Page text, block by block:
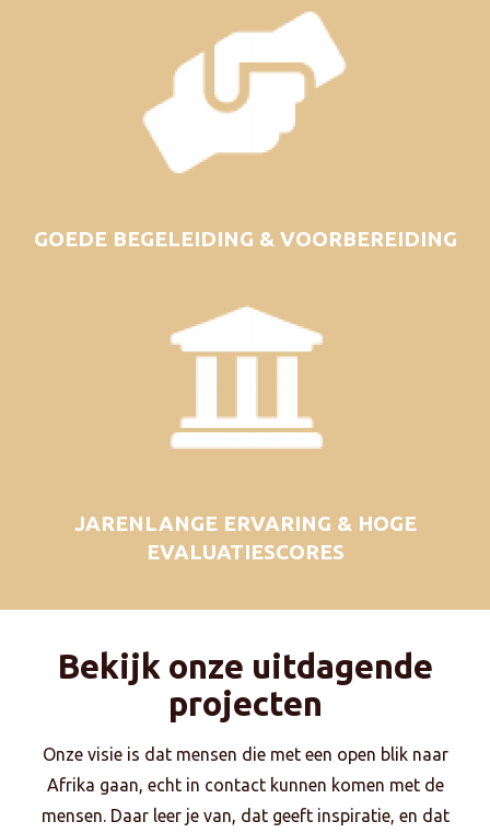
GOEDE BEGELEIDING & VOORBEREIDING
JARENLANGE ERVARING & HOGE
EVALUATIESCORES
Bekijk onze uitdagende
projecten
Onze visie is dat mensen die met een open blik naar
Afrika gaan, echt in contact kunnen komen met de
mensen. Daar leer je van, dat geeft inspiratie, en dat